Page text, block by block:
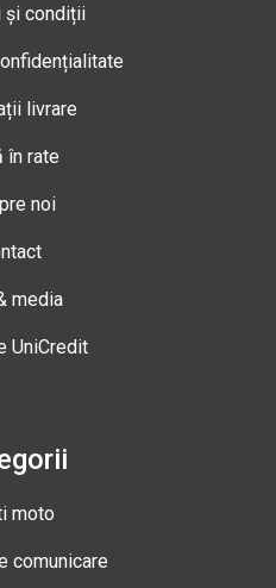
și condiții
livrare
în rate
noi
media
UniCredit
moto
comunicare